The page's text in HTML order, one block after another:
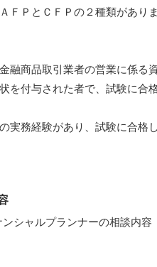
ＦＰとＣＦＰの２種類があり
融商品取引業者の営業に係
を付与された者で、試験に合
実務経験があり、試験に合